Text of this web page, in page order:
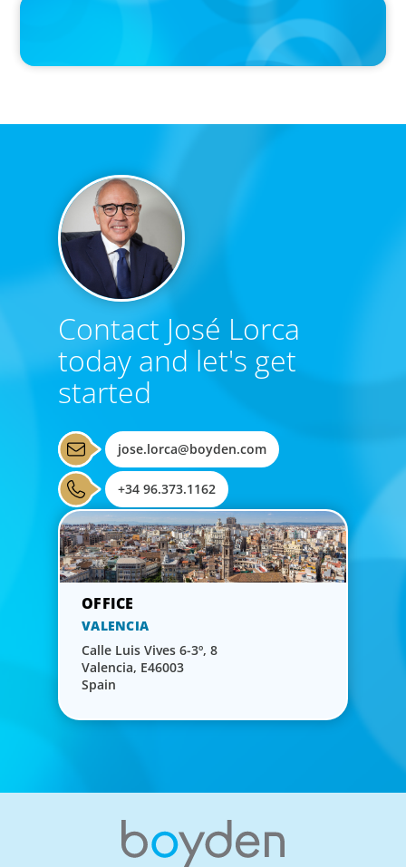
Contact José Lorca
today and let's get
started
jose.lorca@boyden.com
+34 96.373.1162
VALENCIA
Calle Luis Vives 6-3º, 8
Valencia, E46003
Spain